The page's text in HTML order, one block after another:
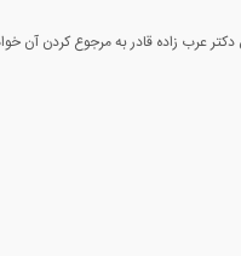
عرب زاده قادر به مرجوع کردن آن